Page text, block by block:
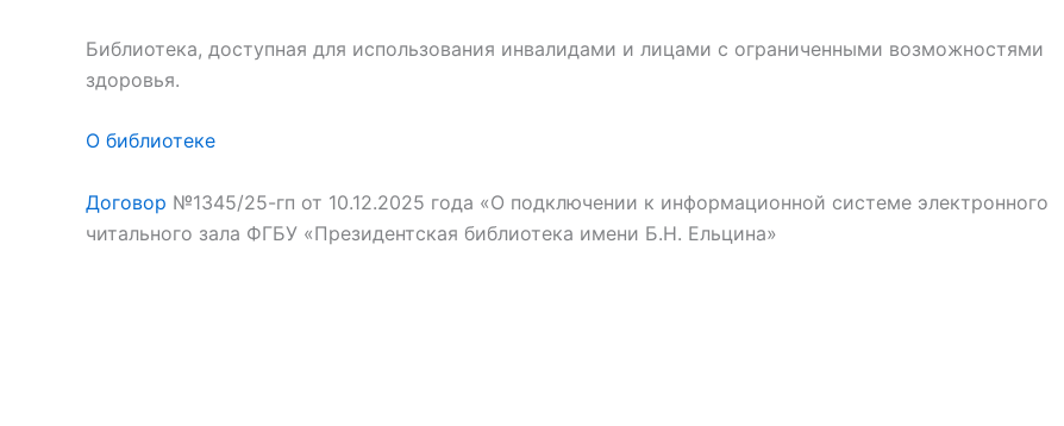
Библиотека, доступная для использования инвалидами и лицами с ограниченными возможностями
здоровья.
О библиотеке
Договор №1345/25-гп от 10.12.2025 года «О подключении к информационной системе электронного
читального зала ФГБУ «Президентская библиотека имени Б.Н. Ельцина»